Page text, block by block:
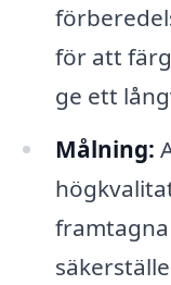
för att
ge ett
Målning: